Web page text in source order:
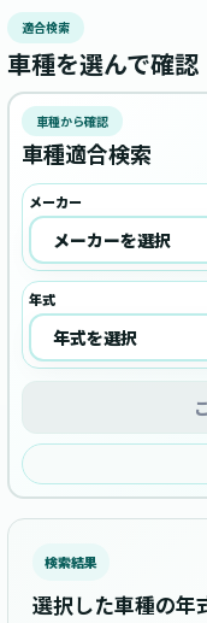
適合検索
車種を選んで確認
車種から確認
車種適合検索
メーカー
年式
検索結果
選択した車種の年